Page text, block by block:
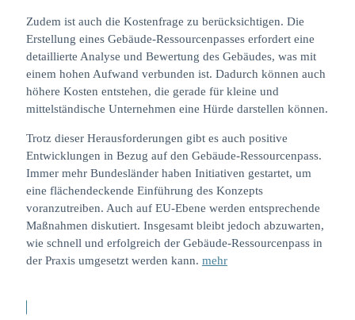
Zudem ist auch die Kostenfrage zu berücksichtigen. Die
Erstellung eines Gebäude-Ressourcenpasses erfordert eine
detaillierte Analyse und Bewertung des Gebäudes, was mit
einem hohen Aufwand verbunden ist. Dadurch können auch
höhere Kosten entstehen, die gerade für kleine und
mittelständische Unternehmen eine Hürde darstellen können.
Trotz dieser Herausforderungen gibt es auch positive
Entwicklungen in Bezug auf den Gebäude-Ressourcenpass.
Immer mehr Bundesländer haben Initiativen gestartet, um
eine flächendeckende Einführung des Konzepts
voranzutreiben. Auch auf EU-Ebene werden entsprechende
Maßnahmen diskutiert. Insgesamt bleibt jedoch abzuwarten,
wie schnell und erfolgreich der Gebäude-Ressourcenpass in
der Praxis umgesetzt werden kann. mehr